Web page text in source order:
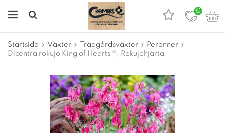
0
Startsida Växter Trädgårdsväxter
Perenner
Dicentra rokujo King of Hearts ®, Rokujohjärta